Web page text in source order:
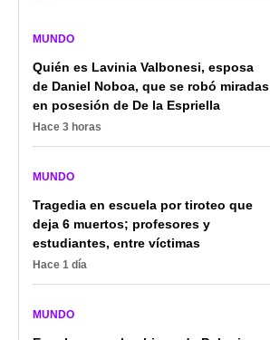
MUNDO
Quién es Lavinia Valbonesi, esposa
de Daniel Noboa, que se robó miradas
en posesión de De la Espriella
Hace 3 horas
MUNDO
Tragedia en escuela por tiroteo que
deja 6 muertos; profesores y
estudiantes, entre víctimas
Hace 1 día
MUNDO